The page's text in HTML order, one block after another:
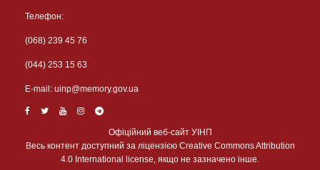
Телефон:
(068) 239 45 76
(044) 253 15 63
Е-mail: uinp@memory.gov.ua
Офіційний веб-сайт УІНП
Весь контент доступний за ліцензією Creative Commons Attribution
4.0 International license, якщо не зазначено інше.